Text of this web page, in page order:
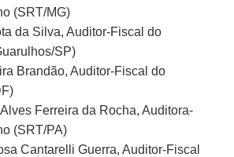
(SRT/MG)
da Silva, Auditor-Fiscal do
SP)
Brandão, Auditor-Fiscal do
Ferreira da Rocha, Auditora-
(SRT/PA)
Cantarelli Guerra, Auditor-Fiscal